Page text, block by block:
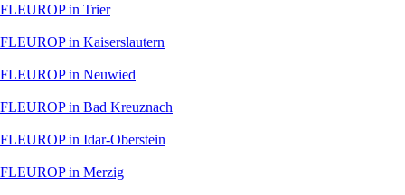
FLEUROP in Trier
FLEUROP in Kaiserslautern
FLEUROP in Neuwied
FLEUROP in Bad Kreuznach
FLEUROP in Idar-Oberstein
FLEUROP in Merzig